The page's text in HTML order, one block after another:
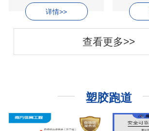
详情>>
查看更多>>
塑胶跑道